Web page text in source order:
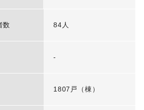
数 84人
-
1807戸（棟）